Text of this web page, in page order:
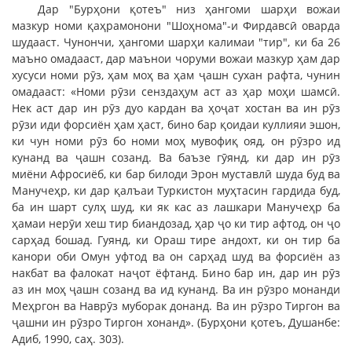
Дар "Бурҳони қотеъ" низ ҳангоми шарҳи вожаи
мазкур номи қаҳрамонони "Шоҳнома"-и Фирдавсӣ оварда
шудааст. Чунончи, ҳангоми шарҳи калимаи "тир", ки ба 26
маъно омадааст, дар маънои чоруми вожаи мазкур ҳам дар
хусуси номи рӯз, ҳам моҳ ва ҳам ҷашн сухан рафта, чунин
омадааст: «Номи рӯзи сенздаҳум аст аз ҳар моҳи шамсӣ.
Нек аст дар ин рӯз дуо кардан ва ҳоҷат хостан ва ин рӯз
рӯзи иди форсиён ҳам ҳаст, бино бар қоидаи куллияи эшон,
ки чун номи рӯз бо номи моҳ мувофиқ ояд, он рӯзро ид
кунанд ва ҷашн созанд. Ва баъзе гӯянд, ки дар ин рӯз
миёни Афросиёб, ки бар билоди Эрон муставлӣ шуда буд ва
Манучеҳр, ки дар қалъаи Туркистон муҳтасин гардида буд,
ба ин шарт сулҳ шуд, ки як кас аз лашкари Манучеҳр ба
ҳамаи нерӯи хеш тир биандозад, ҳар ҷо ки тир афтод, он ҷо
сарҳад бошад. Гуянд, ки Ораш тире андохт, ки он тир ба
канори оби Омун уфтод ва он сарҳад шуд ва форсиён аз
накбат ва фалокат наҷот ёфтанд. Бино бар ин, дар ин рӯз
аз ин моҳ ҷашн созанд ва ид кунанд. Ва ин рӯзро монанди
Меҳргон ва Наврӯз муборак донанд. Ва ин рӯзро Тиргон ва
ҷашни ин рӯзро Тиргон хонанд». (Бурҳони қотеъ, Душанбе:
Адиб, 1990, саҳ. 303).